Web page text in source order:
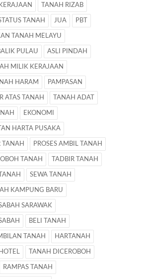
TANAH RIZAB
TANAH JUA PBT
TANAH MELAYU
PULAU ASLI PINDAH
MILIK KERAJAAN
HARAM PAMPASAN
ATAS TANAH TANAH ADAT
EKONOMI
HARTA PUSAKA
TANAH PROSES AMBIL TANAH
TANAH TADBIR TANAH
SEWA TANAH
KAMPUNG BARU
SARAWAK
BELI TANAH
TANAH HARTANAH
TANAH DICEROBOH
RAMPAS TANAH